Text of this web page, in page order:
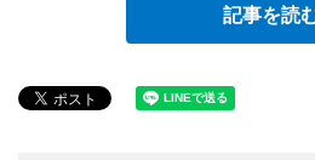
記事を読